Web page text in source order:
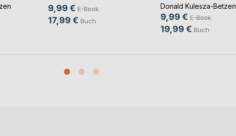
9,99 € E-Book
17,99 € Buch
Donald Kulesza-Betzen
9,99 € E-Book
19,99 € Buch